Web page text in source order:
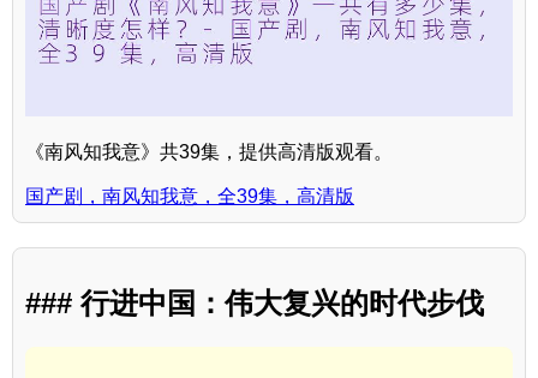
《南风知我意》共39集，提供高清版观看。
国产剧，南风知我意，全39集，高清版
### 行进中国：伟大复兴的时代步伐